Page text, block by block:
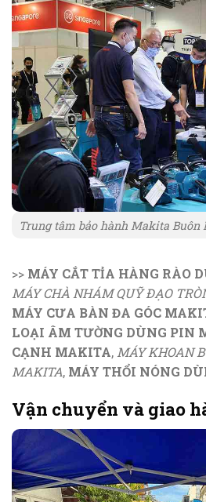
Trung tâm bảo hành Makita
>> MÁY CẮT TỈA HÀNG RÀO
MÁY CHÀ NHÁM QUỸ ĐẠO
MÁY CƯA BÀN ĐA GÓC
LOẠI ÂM TƯỜNG DÙNG PIN
CẠNH MAKITA, MÁY KHOAN
MAKITA, MÁY THỔI NÓNG
Vận chuyển và giao